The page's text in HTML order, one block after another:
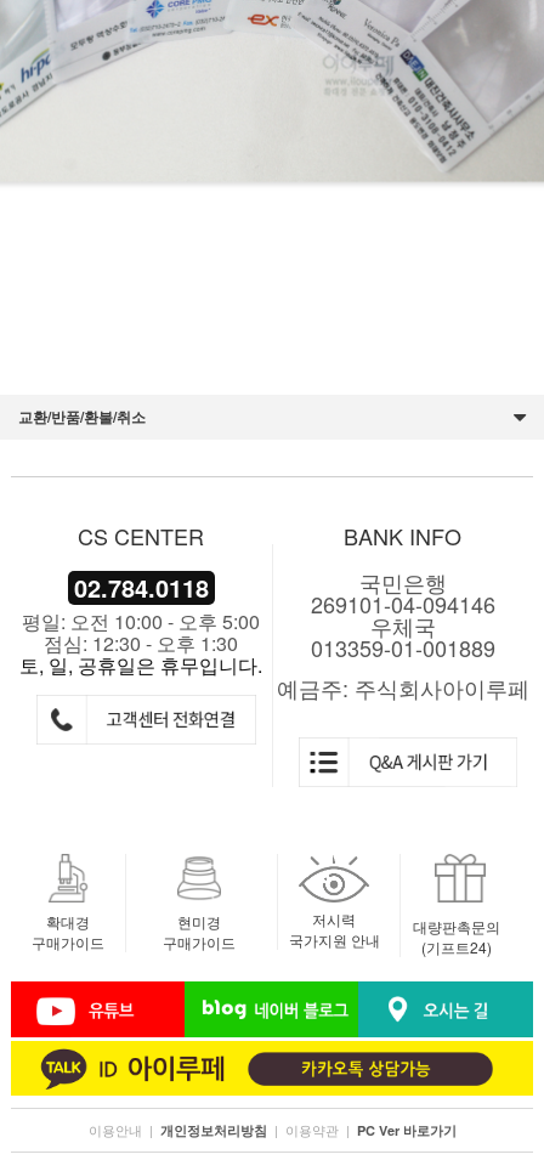
교환/반품/환불/취소
CS CENTER
02.784.0118
평일: 오전 10:00 - 오후 5:00
점심: 12:30 - 오후 1:30
토, 일, 공휴일은 휴무입니다.
BANK INFO
국민은행
269101-04-094146
우체국
013359-01-001889
예금주: 주식회사아이루페
확대경
구매가이드
현미경
구매가이드
저시력
국가지원 안내
대량판촉문의
(기프트24)
이용안내 | 개인정보처리방침 | 이용약관 | PC Ver 바로가기